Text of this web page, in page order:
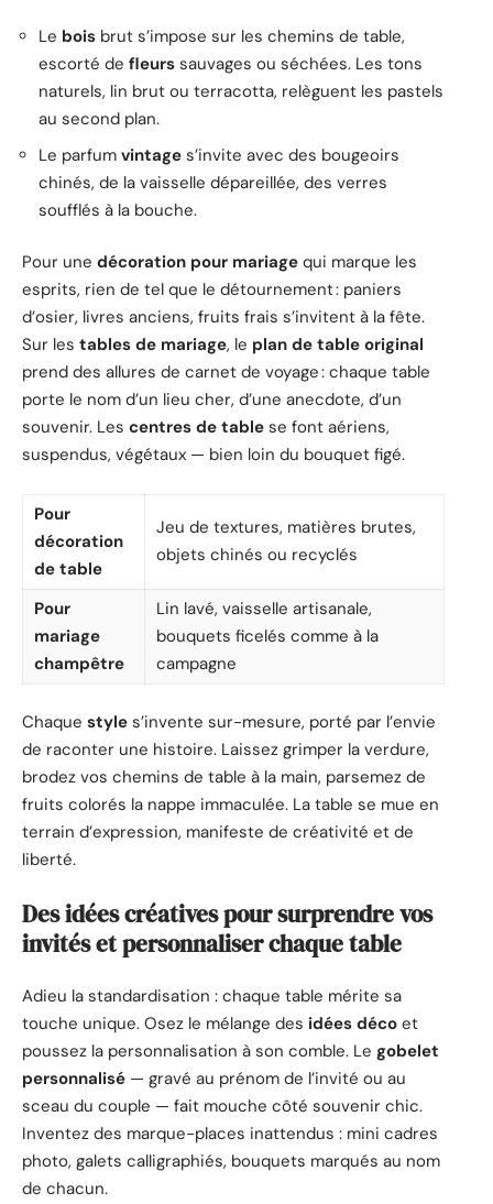
Le bois brut s’impose sur les chemins de table,
escorté de fleurs sauvages ou séchées. Les tons
naturels, lin brut ou terracotta, relèguent les pastels
au second plan.
Le parfum vintage s’invite avec des bougeoirs
chinés, de la vaisselle dépareillée, des verres
soufflés à la bouche.
Pour une décoration pour mariage qui marque les
esprits, rien de tel que le détournement : paniers
d’osier, livres anciens, fruits frais s’invitent à la fête.
Sur les tables de mariage, le plan de table original
prend des allures de carnet de voyage : chaque table
porte le nom d’un lieu cher, d’une anecdote, d’un
souvenir. Les centres de table se font aériens,
suspendus, végétaux — bien loin du bouquet figé.
Pour
décoration
de table
Jeu de textures, matières brutes,
objets chinés ou recyclés
Pour
mariage
champêtre
Lin lavé, vaisselle artisanale,
bouquets ficelés comme à la
campagne
Chaque style s’invente sur-mesure, porté par l’envie
de raconter une histoire. Laissez grimper la verdure,
brodez vos chemins de table à la main, parsemez de
fruits colorés la nappe immaculée. La table se mue en
terrain d’expression, manifeste de créativité et de
liberté.
Des idées créatives pour surprendre vos
invités et personnaliser chaque table
Adieu la standardisation : chaque table mérite sa
touche unique. Osez le mélange des idées déco et
poussez la personnalisation à son comble. Le gobelet
personnalisé — gravé au prénom de l’invité ou au
sceau du couple — fait mouche côté souvenir chic.
Inventez des marque-places inattendus : mini cadres
photo, galets calligraphiés, bouquets marqués au nom
de chacun.